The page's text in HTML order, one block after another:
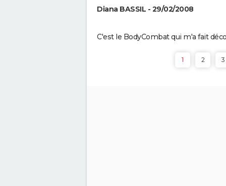
Diana BASSIL - 29/02/2008
C'est le BodyCombat qui m'a fait
1 2 3